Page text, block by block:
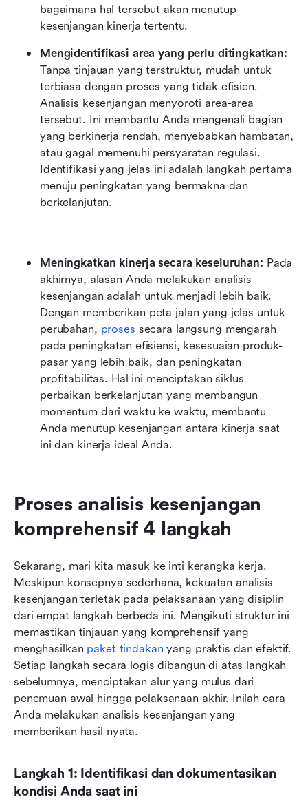
bagaimana hal tersebut akan menutup
kesenjangan kinerja tertentu.
Mengidentifikasi area yang perlu ditingkatkan:
Tanpa tinjauan yang terstruktur, mudah untuk
terbiasa dengan proses yang tidak efisien.
Analisis kesenjangan menyoroti area-area
tersebut. Ini membantu Anda mengenali bagian
yang berkinerja rendah, menyebabkan hambatan,
atau gagal memenuhi persyaratan regulasi.
Identifikasi yang jelas ini adalah langkah pertama
menuju peningkatan yang bermakna dan
berkelanjutan.
Meningkatkan kinerja secara keseluruhan: Pada
akhirnya, alasan Anda melakukan analisis
kesenjangan adalah untuk menjadi lebih baik.
Dengan memberikan peta jalan yang jelas untuk
perubahan, proses secara langsung mengarah
pada peningkatan efisiensi, kesesuaian produk-
pasar yang lebih baik, dan peningkatan
profitabilitas. Hal ini menciptakan siklus
perbaikan berkelanjutan yang membangun
momentum dari waktu ke waktu, membantu
Anda menutup kesenjangan antara kinerja saat
ini dan kinerja ideal Anda.
Proses analisis kesenjangan
komprehensif 4 langkah
Sekarang, mari kita masuk ke inti kerangka kerja.
Meskipun konsepnya sederhana, kekuatan analisis
kesenjangan terletak pada pelaksanaan yang disiplin
dari empat langkah berbeda ini. Mengikuti struktur ini
memastikan tinjauan yang komprehensif yang
menghasilkan paket tindakan yang praktis dan efektif.
Setiap langkah secara logis dibangun di atas langkah
sebelumnya, menciptakan alur yang mulus dari
penemuan awal hingga pelaksanaan akhir. Inilah cara
Anda melakukan analisis kesenjangan yang
memberikan hasil nyata.
Langkah 1: Identifikasi dan dokumentasikan
kondisi Anda saat ini